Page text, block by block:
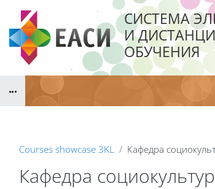
СИСТЕМА
И
ОБУЧЕНИЯ
Courses showcase 3KL Кафедра
Кафедра